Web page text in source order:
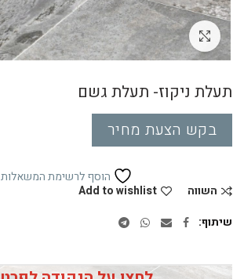
לחצו להגדלה
תעלת ניקוז- תעלת גשם
בקש הצעת מחיר
הוסף לרשימת המשאלות
השווה
Add to wishlist
שיתוף